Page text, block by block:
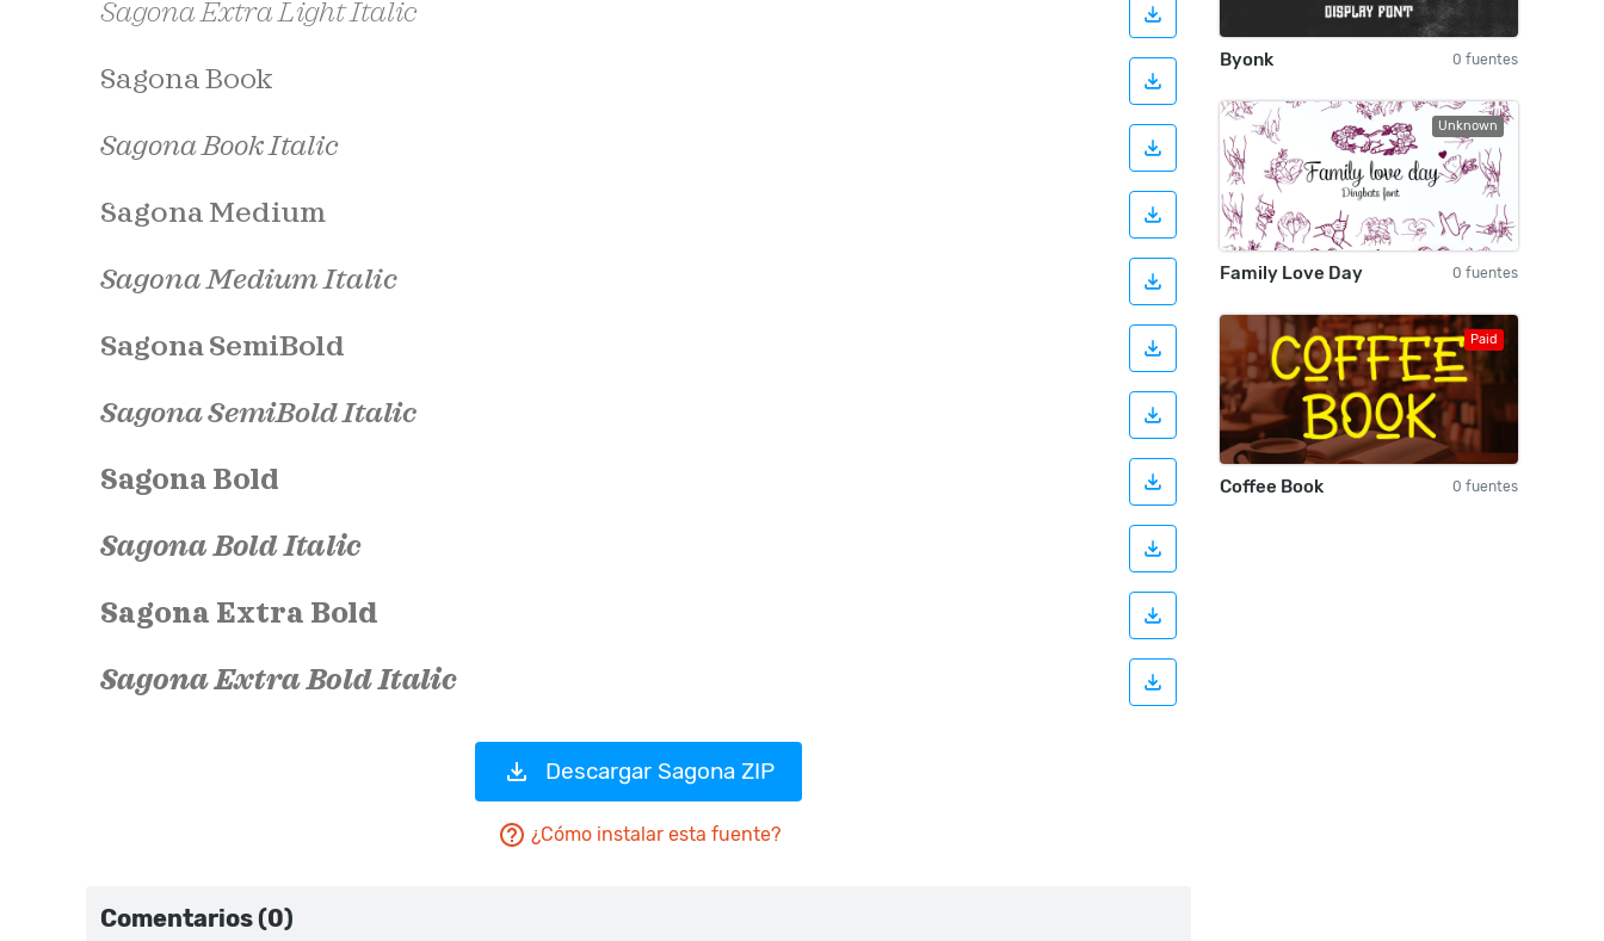
Descargar Sagona ZIP
¿Cómo instalar esta fuente?
Comentarios (0)
Byonk 0 fuentes
Unknown
Family Love Day 0 fuentes
Paid
Coffee Book 0 fuentes